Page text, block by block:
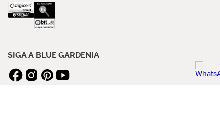
SIGA A BLUE GARDENIA